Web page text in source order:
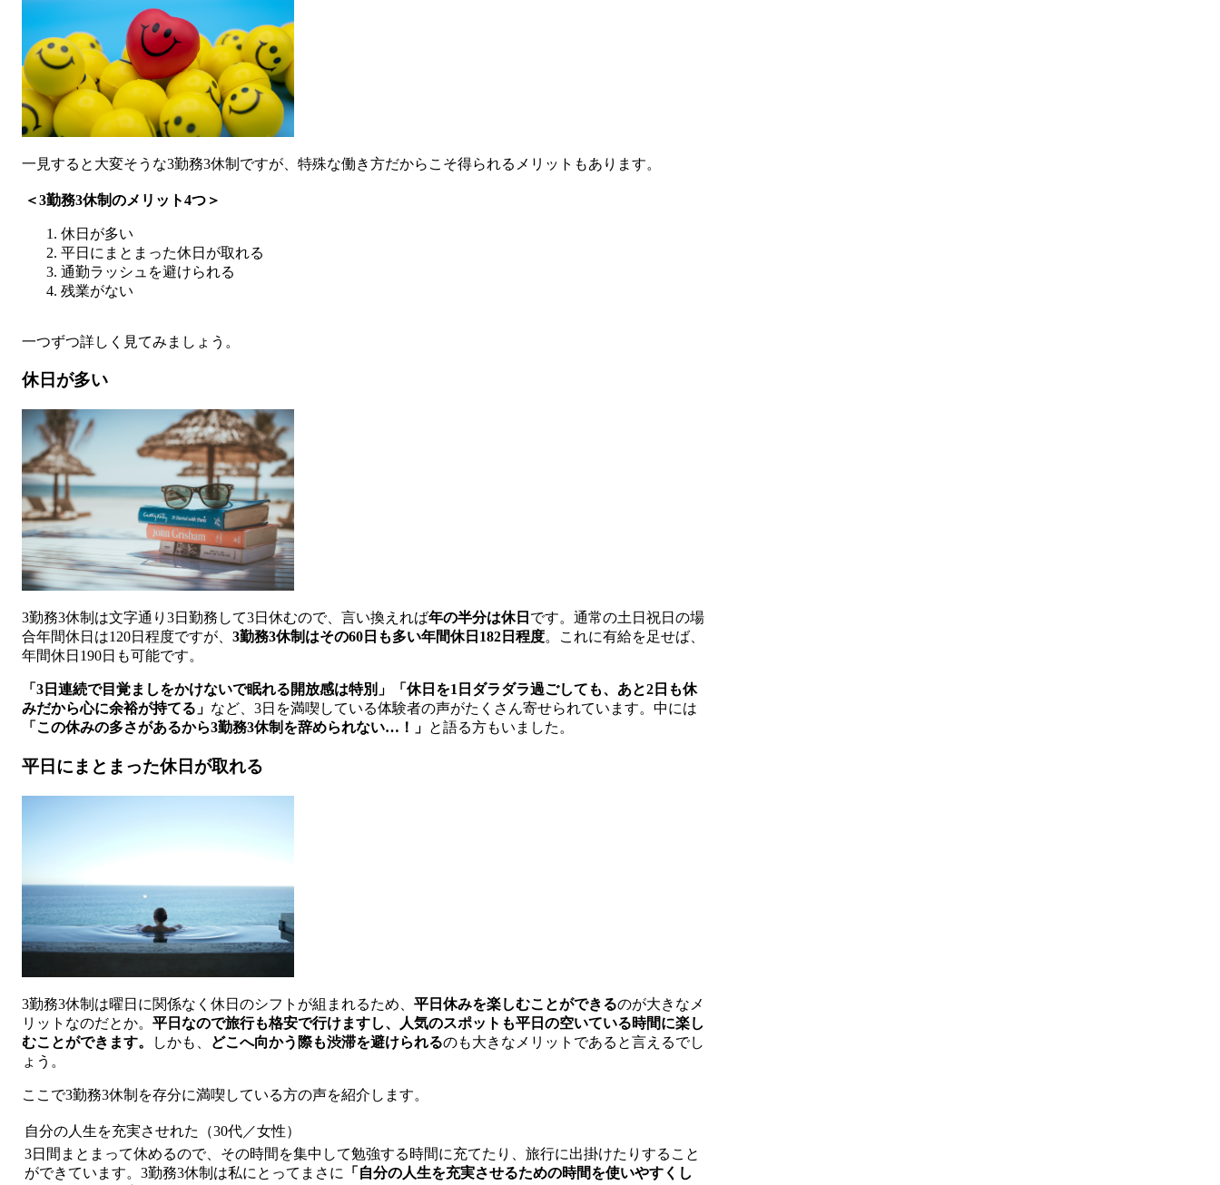
一見すると大変そうな3勤務3休制ですが、特殊な働き方だからこそ得られるメリットもあります。
＜3勤務3休制のメリット4つ＞
休日が多い
平日にまとまった休日が取れる
通勤ラッシュを避けられる
残業がない
一つずつ詳しく見てみましょう。
休日が多い
3勤務3休制は文字通り3日勤務して3日休むので、言い換えれば年の半分は休日 です。通常の土日祝日の場
合年間休日は120日程度ですが、 3勤務3休制はその60日も多い年間休日182日程度。これに有給を足せば、
年間休日190日も可能です。
「3日連続で目覚ましをかけないで眠れる開放感は特別」「休日を1日ダラダラ過ごしても、あと2日も休
みだから心に余裕が持てる」 など、3日を満喫している体験者の声がたくさん寄せられています。中には
「この休みの多さがあるから3勤務3休制を辞められない…！」 と語る方もいました。
平日にまとまった休日が取れる
3勤務3休制は曜日に関係なく休日のシフトが組まれるため、 平日休みを楽しむことができるのが大きなメ
リットなのだとか。 平日なので旅行も格安で行けますし、人気のスポットも平日の空いている時間に楽し
むことができます。
しかも、 どこへ向かう際も渋滞を避けられるのも大きなメリットであると言えるでし
ょう。
ここで3勤務3休制を存分に満喫している方の声を紹介します。
自分の人生を充実させれた（30代／女性）
3日間まとまって休めるので、その時間を集中して勉強する時間に充てたり、旅行に出掛けたりすること
ができています。3勤務3休制は私にとってまさに
「自分の人生を充実させるための時間を使いやすくし